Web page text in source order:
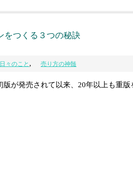
をつくる３つの秘訣
日々のこと , 売り方の神髄
版が発売されて以来、20年以上も重